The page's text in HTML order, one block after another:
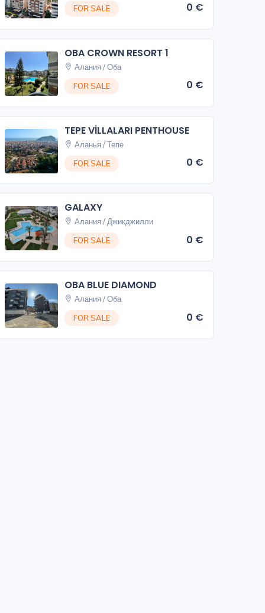
FOR SALE
0 €
OBA CROWN RESORT 1
Алания / Оба
FOR SALE
0 €
TEPE VİLLALARI PENTHOUSE
Аланья / Тепе
FOR SALE
0 €
GALAXY
Алания / Джикджилли
FOR SALE
0 €
OBA BLUE DIAMOND
Алания / Оба
FOR SALE
0 €